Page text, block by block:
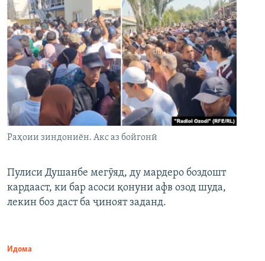
Раҳоии зиндониён. Акс аз бойгонӣ
Пулиси Душанбе мегӯяд, ду мардеро боздошт
кардааст, ки бар асоси қонуни афв озод шуда,
лекин боз даст ба ҷиноят заданд.
Идома